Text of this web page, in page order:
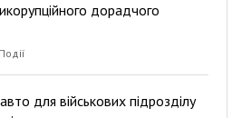
дорадчого
Події
для військових підрозділу